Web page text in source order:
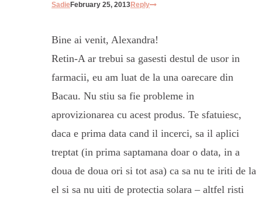
SadieFebruary 25, 2013Reply
Bine ai venit, Alexandra!
Retin-A ar trebui sa gasesti destul de usor in
farmacii, eu am luat de la una oarecare din
Bacau. Nu stiu sa fie probleme in
aprovizionarea cu acest produs. Te sfatuiesc,
daca e prima data cand il incerci, sa il aplici
treptat (in prima saptamana doar o data, in a
doua de doua ori si tot asa) ca sa nu te iriti de la
el si sa nu uiti de protectia solara – altfel risti